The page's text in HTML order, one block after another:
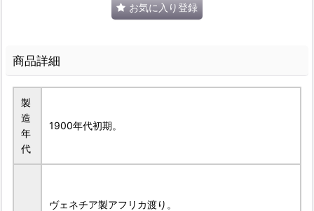
お気に入り登録
商品詳細
製
造
年
代
1900年代初期。
ヴェネチア製アフリカ渡り。